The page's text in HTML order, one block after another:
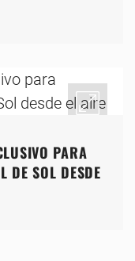
PARA
DE SOL DESDE